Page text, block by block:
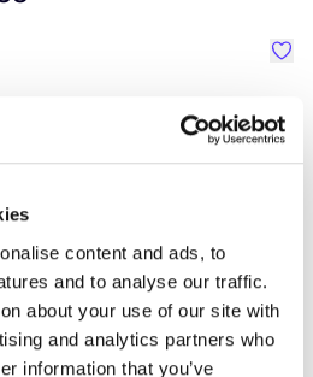
content and ads, to
and to analyse our traffic.
about your use of our site with
and analytics partners who
information that you’ve